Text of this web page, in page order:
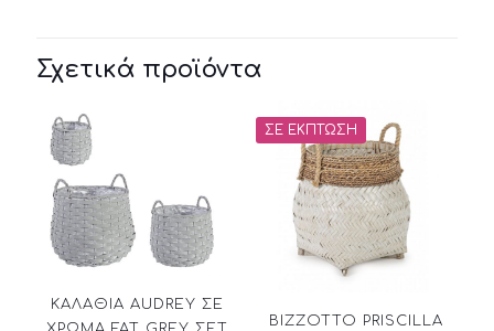
Σχετικά προϊόντα
ΚΑΛΑΘΙΑ AUDREY ΣΕ
ΣΕ ΈΚΠΤΩΣΗ
BIZZOTTO PRISCILLA